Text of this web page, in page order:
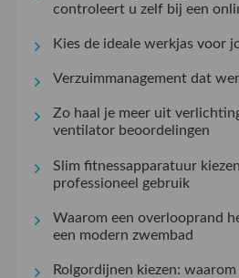
controleert u zelf bij een
Kies de ideale werkjas voor
Verzuimmanagement dat
Zo haal je meer uit
ventilator beoordelingen
Slim fitnessapparatuur
professioneel gebruik
Waarom een overlooprand
een modern zwembad
Rolgordijnen kiezen: